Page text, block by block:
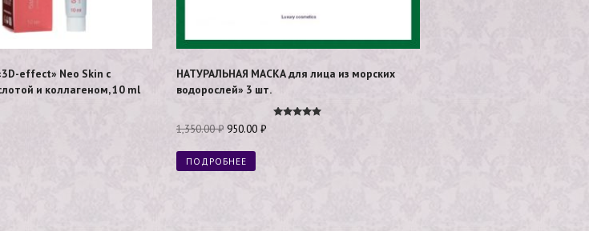
effect» Neo Skin с
и коллагеном, 10 ml
НАТУРАЛЬНАЯ МАСКА для лица из морских
водорослей» 3 шт.
1,350.00₽ 950.00 ₽
ПОДРОБНЕЕ